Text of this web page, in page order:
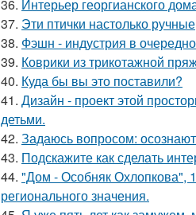
36. Интерьер георгианского
37. Эти птички настолько
38. Фэшн - индустрия в
39. Коврики из трикотажной
40. Куда бы вы это поставили?
41. Дизайн - проект этой
детьми.
42. Задаюсь вопросом:
43. Подскажите как сделать
44. "Дом - Особняк Охлопкова",
регионального значения.